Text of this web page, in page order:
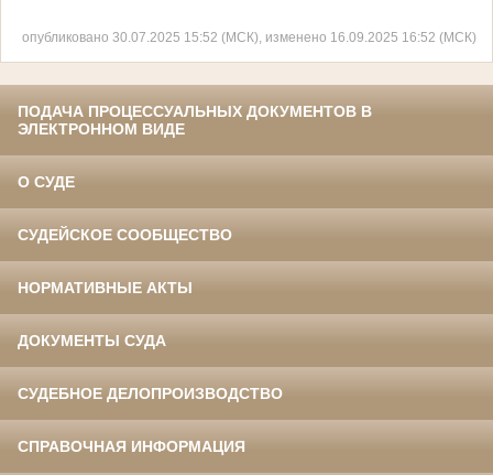
опубликовано 30.07.2025 15:52 (МСК), изменено 16.09.2025 16:52 (МСК)
ПОДАЧА ПРОЦЕССУАЛЬНЫХ ДОКУМЕНТОВ В
ЭЛЕКТРОННОМ ВИДЕ
О СУДЕ
СУДЕЙСКОЕ СООБЩЕСТВО
НОРМАТИВНЫЕ АКТЫ
ДОКУМЕНТЫ СУДА
СУДЕБНОЕ ДЕЛОПРОИЗВОДСТВО
СПРАВОЧНАЯ ИНФОРМАЦИЯ